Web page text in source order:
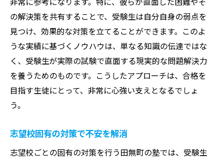
の解決策を共有することで、受験生は自分自身の弱点を
見つけ、効果的な対策を立てることができます。このよ
うな実績に基づくノウハウは、単なる知識の伝達ではな
く、受験生が実際の試験で直面する現実的な問題解決力
を養うためのものです。こうしたアプローチは、合格を
目指す生徒にとって、非常に心強い支えとなるでしょ
う。
志望校固有の対策で不安を解消
志望校ごとの固有の対策を行う田無町の塾では、受験生